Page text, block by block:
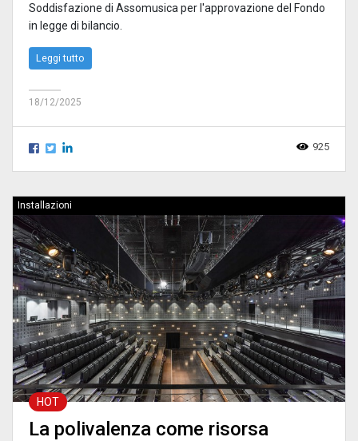
Soddisfazione di Assomusica per l'approvazione del Fondo
in legge di bilancio.
Leggi tutto
18/12/2025
925
Installazioni
HOT
La polivalenza come risorsa